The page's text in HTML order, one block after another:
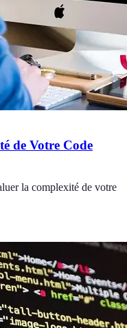
de Votre Code
la complexité de votre